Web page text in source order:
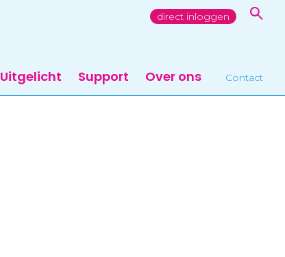
direct inloggen
Uitgelicht Support Over ons Contact